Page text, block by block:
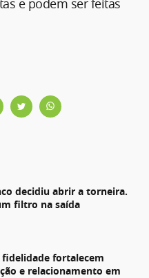
e podem ser feitas
decidiu abrir a torneira.
filtro na saída
fidelidade fortalecem
e relacionamento em